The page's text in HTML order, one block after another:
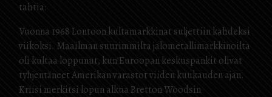
tahtia:
Vuonna 1968 Lontoon kultamarkkinat suljettiin kahdeksi
viikoksi. Maailman suurimmilta jalometallimarkkinoilta
oli kultaa loppunut, kun Euroopan keskuspankit olivat
tyhjentäneet Amerikan varastot viiden kuukauden ajan.
Kriisi merkitsi lopun alkua Bretton Woodsin